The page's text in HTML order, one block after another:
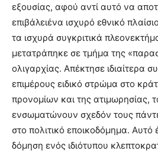
εξουσίας, αφού αντί αυτό να
επιβάλειένα ισχυρό εθνικό
τα ισχυρά συγκριτικά
μετατράπηκε σε τμήμα της
ολιγαρχίας. Απέκτησε ιδιαίτερα
επιμέρους ειδικό στρώμα στο
προνομίων και της ατιμωρησίας,
ενσωματώνουν σχεδόν τους
στο πολιτικό εποικοδόμημα. Αυτό
δόμηση ενός ιδιότυπου